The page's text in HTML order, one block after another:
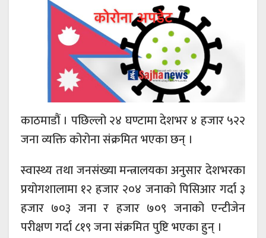
काठमाडौं । पछिल्लो २४ घण्टामा देशभर ४ हजार ५२२
जना व्यक्ति कोरोना संक्रमित भएका छन् ।
स्वास्थ्य तथा जनसंख्या मन्त्रालयका अनुसार देशभरका
प्रयोगशालामा १२ हजार २०४ जनाको ​पिसिआर गर्दा ३
हजार ७०३ जना र हजार ७०९ जनाको एन्टीजेन
परीक्षण गर्दा ८१९ जना संक्रमित पुष्टि भएका हुन् ।